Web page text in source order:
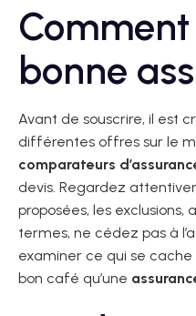
bonne
Avant de souscrire, il est
différentes offres sur le
comparateurs
devis. Regardez
proposées, les exclusions,
termes, ne cédez pas à
examiner ce qui se
bon café qu’une